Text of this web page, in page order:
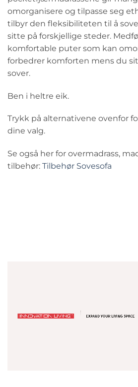
omorganisere og tilpasse seg
tilbyr den fleksibiliteten til å
sitte på forskjellige steder.
komfortable puter som kan
forbedrer komforten mens du
sover.
Ben i heltre eik.
Trykk på alternativene ovenfor
dine valg.
Se også her for overmadrass,
tilbehør: Tilbehør Sovesofa